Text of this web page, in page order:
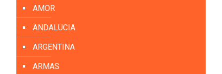
AMOR
ANDALUCIA
ARGENTINA
ARMAS